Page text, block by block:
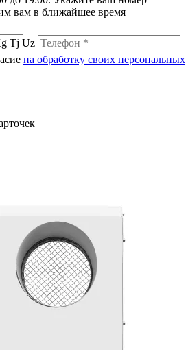
вам в ближайшее время
Tj Uz
на обработку своих персональных